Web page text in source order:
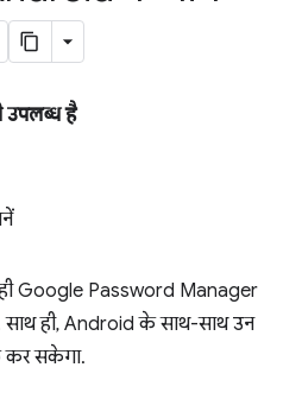
उपलब्ध है
Google Password Manager
ही, Android के साथ-साथ उन
कर सकेगा.